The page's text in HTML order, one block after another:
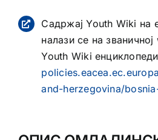
Садржај Youth Wiki на
налази се на
Youth Wiki
and-herzegovina/